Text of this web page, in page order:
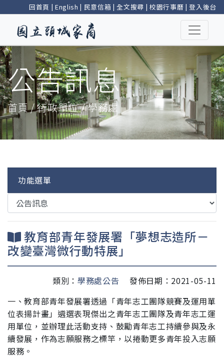
回首頁 | English | 民意信箱 |全文搜尋 | 校園行事曆 |登入後台
公告訊息
首頁 / 行政單位 / 學務處
功能選單
教育部青年發展署「夢想志造所－
改變臺灣微行動特展」
類別： 學務處公告
發佈日期：2021-05-11
一、教育部青年發展署透過「青年志工團隊競賽及運用單
位表揚計畫」遴選表現傑出之青年志工團隊及青年志工運
用單位，並辦理此活動支持、鼓勵青年志工持續參與及永
續發展，作為志願服務之標竿，以捲動更多青年投入志願
服務。